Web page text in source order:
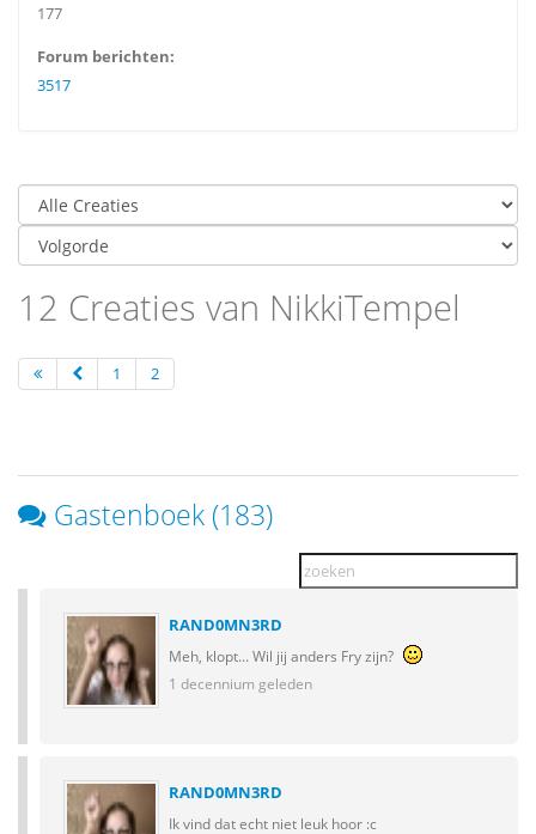
177
Forum berichten:
3517
12 Creaties van NikkiTempel
1 2
Gastenboek (183)
RAND0MN3RD
Meh, klopt... Wil jij anders Fry zijn?
1 decennium geleden
RAND0MN3RD
Ik vind dat echt niet leuk hoor :c